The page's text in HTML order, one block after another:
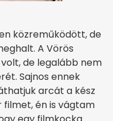
közreműködött, de
A Vörös
de legalább nem
Sajnos ennek
arcát a kész
filmet, én is vágtam